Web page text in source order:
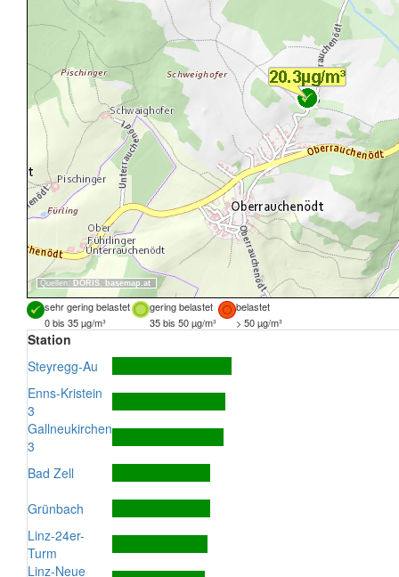
Quellen: DORIS, basemap.at
sehr gering belastet gering belastet
belastet
0 bis 35 µg/m³
35 bis 50 µg/m³ > 50 µg/m³
Station
Steyregg-Au
Enns-Kristein
3
Gallneukirchen
3
Bad Zell
Grünbach
Linz-24er-
Turm
Linz-Neue